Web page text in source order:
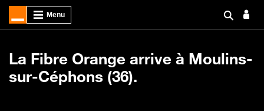
La Fibre Orange arrive à Moulins-
sur-Céphons (36).